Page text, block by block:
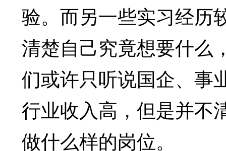
验。而另一些实习经历
清楚自己究竟想要什么
们或许只听说国企、事
行业收入高，但是并不
做什么样的岗位。